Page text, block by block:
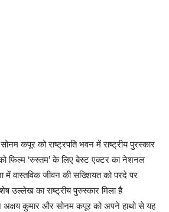
कपूर को राष्ट्रपति भवन में राष्ट्रीय पुरस्कार
फिल्म ‘रुस्तम’ के लिए बेस्ट एक्टर का नेशनल
में वास्तविक जीवन की सख्शियत को परदे पर
उल्लेख का राष्ट्रीय पुरुस्कार मिला है
ने अक्षय कुमार और सोनम कपूर को अपने हाथो से यह